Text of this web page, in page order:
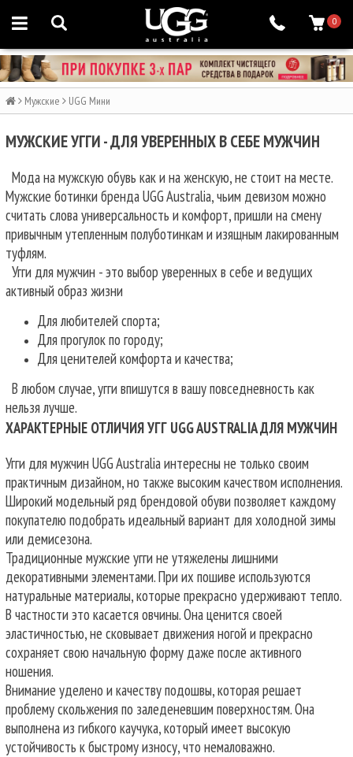
0
Мужские UGG Мини
МУЖСКИЕ УГГИ - ДЛЯ УВЕРЕННЫХ В СЕБЕ МУЖЧИН
Мода на мужскую обувь как и на женскую, не стоит на месте.
Мужские ботинки бренда UGG Australia, чьим девизом можно
считать слова универсальность и комфорт, пришли на смену
привычным утепленным полуботинкам и изящным лакированным
туфлям.
Угги для мужчин - это выбор уверенных в себе и ведущих
активный образ жизни
Для любителей спорта;
Для прогулок по городу;
Для ценителей комфорта и качества;
В любом случае, угги впишутся в вашу повседневность как
нельзя лучше.
ХАРАКТЕРНЫЕ ОТЛИЧИЯ УГГ UGG AUSTRALIA ДЛЯ МУЖЧИН
Угги для мужчин UGG Australia интересны не только своим
практичным дизайном, но также высоким качеством исполнения.
Широкий модельный ряд брендовой обуви позволяет каждому
покупателю подобрать идеальный вариант для холодной зимы
или демисезона.
Традиционные мужские угги не утяжелены лишними
декоративными элементами. При их пошиве используются
натуральные материалы, которые прекрасно удерживают тепло.
В частности это касается овчины. Она ценится своей
эластичностью, не сковывает движения ногой и прекрасно
сохраняет свою начальную форму даже после активного
ношения.
Внимание уделено и качеству подошвы, которая решает
проблему скольжения по заледеневшим поверхностям. Она
выполнена из гибкого каучука, который имеет высокую
устойчивость к быстрому износу, что немаловажно.